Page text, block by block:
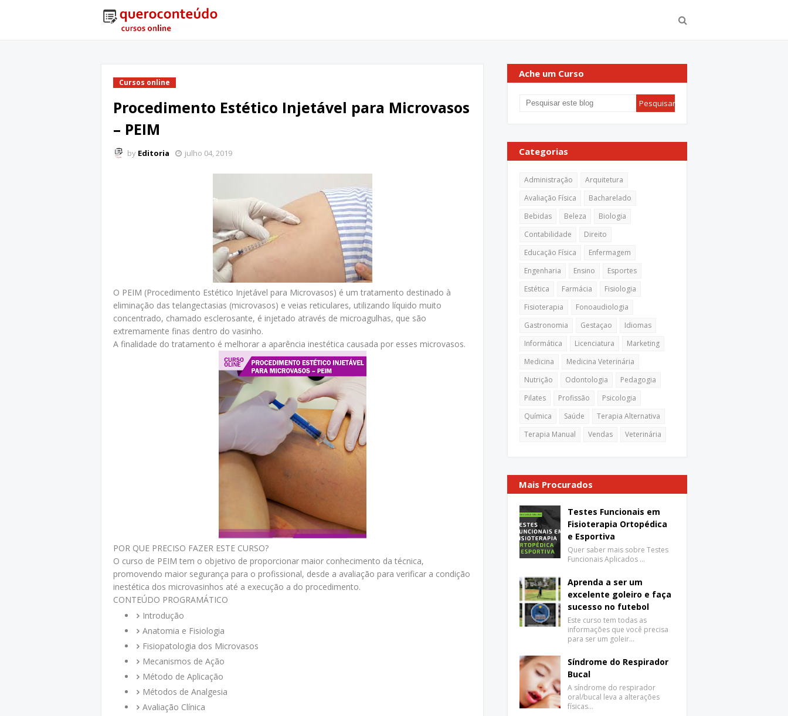
Cursos online
Procedimento Estético Injetável para Microvasos
– PEIM
by Editoria julho 04, 2019
O PEIM (Procedimento Estético Injetável para Microvasos) é um tratamento destinado à
eliminação das telangectasias (microvasos) e veias reticulares, utilizando líquido muito
concentrado, chamado esclerosante, é injetado através de microagulhas, que são
extremamente finas dentro do vasinho.
A finalidade do tratamento é melhorar a aparência inestética causada por esses microvasos.
POR QUE PRECISO FAZER ESTE CURSO?
O curso de PEIM tem o objetivo de proporcionar maior conhecimento da técnica,
promovendo maior segurança para o profissional, desde a avaliação para verificar a condição
inestética dos microvasinhos até a execução a do procedimento.
CONTEÚDO PROGRAMÁTICO
Introdução
Anatomia e Fisiologia
Fisiopatologia dos Microvasos
Mecanismos de Ação
Método de Aplicação
Métodos de Analgesia
Avaliação Clínica
Ache um Curso
Categorias
Administração
Arquitetura
Avaliação Física
Bacharelado
Bebidas
Beleza
Biologia
Contabilidade
Direito
Educação Física
Enfermagem
Engenharia
Ensino
Esportes
Estética
Farmácia
Fisiologia
Fisioterapia
Fonoaudiologia
Gastronomia
Gestaçao
Idiomas
Informática
Licenciatura
Marketing
Medicina
Medicina Veterinária
Nutrição
Odontologia
Pedagogia
Pilates
Profissão
Psicologia
Química
Saúde
Terapia Alternativa
Terapia Manual
Vendas Veterinária
Mais Procurados
Testes Funcionais em
Fisioterapia Ortopédica
e Esportiva
Quer saber mais sobre Testes
Funcionais Aplicados …
Aprenda a ser um
excelente goleiro e faça
sucesso no futebol
Este curso tem todas as
informações que você precisa
para ser um goleir…
Síndrome do Respirador
Bucal
A síndrome do respirador
oral/bucal leva a alterações
físicas…